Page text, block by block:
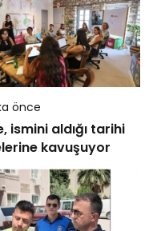
önce
ismini aldığı tarihi
kavuşuyor